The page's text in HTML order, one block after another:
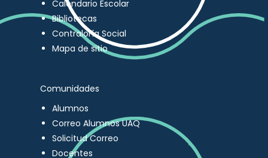
Calendario Escolar
Bibliotecas
Contraloría Social
Mapa de sitio
Comunidades
Alumnos
Correo Alumnos UAQ
Solicitud Correo
Docentes